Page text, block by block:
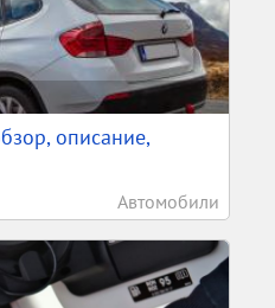
описание,
Автомобили